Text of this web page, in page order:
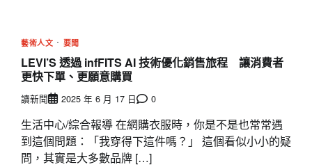
藝術人文 要聞
LEVI’S 透過 infFITS AI 技術優化銷售旅程 讓消費者
更快下單、更願意購買
讀新聞 2025 年 6 月 17 日 0
生活中心/綜合報導 在網購衣服時，你是不是也常常遇
到這個問題：「我穿得下這件嗎？」 這個看似小小的疑
問，其實是大多數品牌 […]